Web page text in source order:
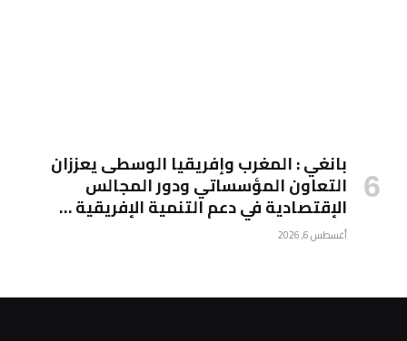
بانغي : المغرب وإفريقيا الوسطى يعززان
التعاون المؤسساتي ودور المجالس
الإقتصادية في دعم التنمية الإفريقية …
أغسطس 6, 2026